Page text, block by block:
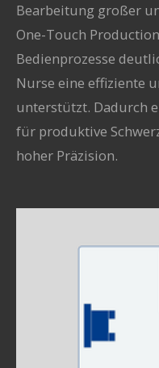
Bearbeitung großer
One-Touch
Bedienprozesse
Nurse eine effiziente
unterstützt. Dadurch
für produktive
hoher Präzision.